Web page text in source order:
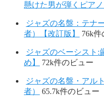
懸けた男が弾くピアノ
ジャズの名盤：テナ
者）【改訂版】
76k件
ジャズのベーシスト:
め】
72k件のビュー
ジャズの名盤・アル
者）
65.7k件のビュー